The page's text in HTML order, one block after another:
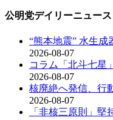
ジ
公明党デイリーニュース
“熊本地震” 水生成
2026-08-07
コラム「北斗七星」
2026-08-07
核廃絶へ発信、行
2026-08-07
「非核三原則」